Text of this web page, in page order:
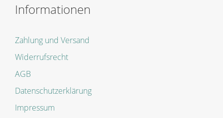
Informationen
Zahlung und Versand
Widerrufsrecht
AGB
Datenschutzerklärung
Impressum